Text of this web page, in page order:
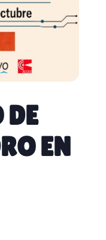
DE
EN